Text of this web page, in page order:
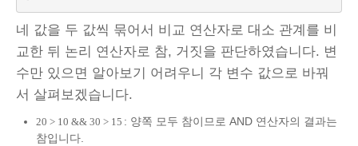
네 값을 두 값씩 묶어서 비교 연산자로 대소 관계를 비
교한 뒤 논리 연산자로 참, 거짓을 판단하였습니다. 변
수만 있으면 알아보기 어려우니 각 변수 값으로 바꿔
서 살펴보겠습니다.
20 > 10 && 30 > 15 : 양쪽 모두 참이므로 AND 연산자의 결과는
참입니다.